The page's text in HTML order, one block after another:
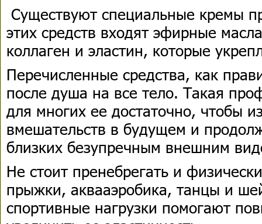
Существуют специальные кремы
этих средств входят эфирные
коллаген и эластин, которые
Перечисленные средства, как
после душа на все тело. Такая
для многих ее достаточно, чтобы
вмешательств в будущем и
близких безупречным внешним
Не стоит пренебрегать и
прыжки, аквааэробика, танцы и
спортивные нагрузки помогают